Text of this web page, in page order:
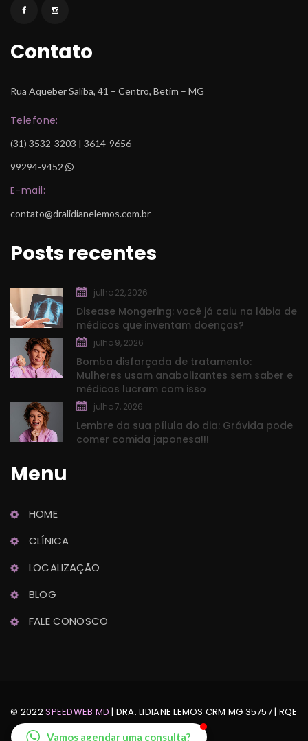
Contato
Rua Aqueber Saliba, 41 – Centro, Betim – MG
Telefone:
(31) 3532-3203 | 3614-9656
99294-9452
E-mail:
contato@dralidianelemos.com.br
Posts recente
julho 22, 2026
Disease Mongering: você já caiu na lábia de
médicos que inventam doenças?
julho 9, 2026
Bomba disfarçada de tratamento:
Mulheres usam anabolizantes sem saber e
médicos lucram com isso
julho 7, 2026
Lembre da sua pílula do dia: Grávida pode
comer comida japonesa!!!
Menu
HOME
CLÍNICA
LOCALIZAÇÃO
BLOG
FALE CONOSCO
Vamos agendar uma consulta?
© 2022 SPEEDWEB MD | DRA. LIDIANE LEMOS CRM MG 35757 | RQE
Nº: 24888